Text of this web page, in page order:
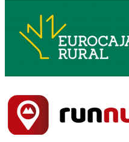
- Domingo 26 de febrero
½ Maratón:
- Sábado 25 de febrero
- Domingo 26 de febrero
Briefing: